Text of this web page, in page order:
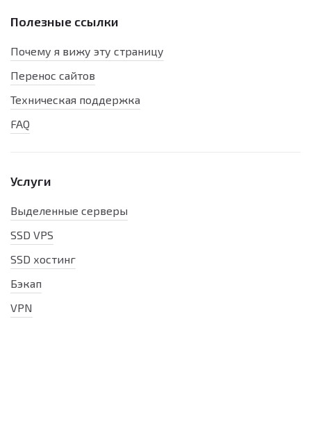
Полезные ссылки
Почему я вижу эту страницу
Перенос сайтов
Техническая поддержка
FAQ
Услуги
Выделенные серверы
SSD VPS
SSD хостинг
Бэкап
VPN